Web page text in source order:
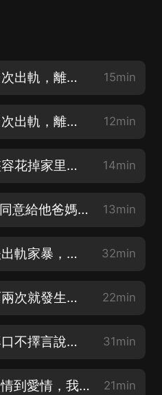
無價之麥064｜“我多次出軌，離婚后發現孩子生病，要不要為了孩子復婚”（下） 15min
無價之麥063｜“我多次出軌，離婚后發現孩子生病，要不要為了孩子復婚”（上） 12min
無價之麥062｜“為整容花掉家里一套房，隱瞞癲癇和前夫結婚，我為什麼有那麼多欲望” 14min
無價之麥061｜“我不同意給他爸媽買房，老公怪我跟他不是一條心，離婚了我又后悔” 13min
無價之麥060｜“前夫出軌家暴，復婚后我婚內出軌又離婚，可現男友五個城市都有備胎” 32min
無價之麥059｜“見面兩次就發生了關系，在一起3年，他卻從來没承認過我是他的女朋友” 22min
無價之麥058｜“婆婆口不擇言說我媽和公公有染，衝動離婚后，我要不要為了孩子復婚” 31min
無價之麥057｜“從同情到愛情，我談了一場跨性别的戀愛，喜歡的她卻家暴了我” 21min